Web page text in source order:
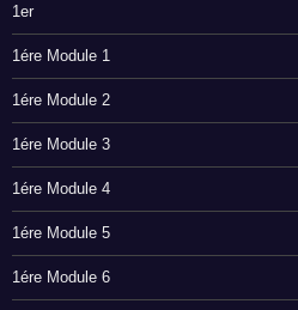
1er
1ére Module 1
1ére Module 2
1ére Module 3
1ére Module 4
1ére Module 5
1ére Module 6